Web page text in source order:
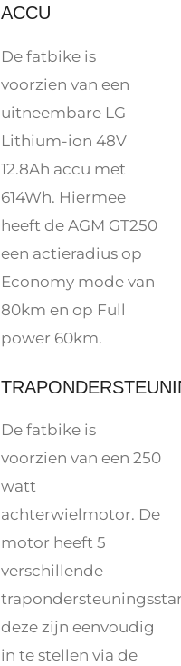
ACCU
De fatbike is
voorzien van een
uitneembare LG
Lithium-ion 48V
12.8Ah accu met
614Wh. Hiermee
heeft de AGM GT250
een actieradius op
Economy mode van
80km en op Full
power 60km.
De fatbike is
voorzien van een 250
watt
achterwielmotor. De
motor heeft 5
verschillende
deze zijn eenvoudig
in te stellen via de